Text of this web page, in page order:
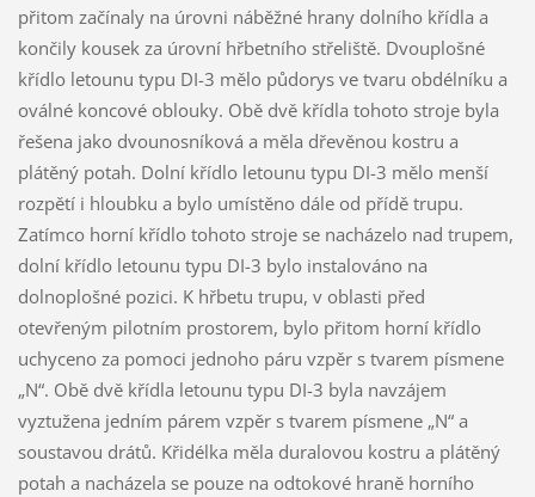
přitom začínaly na úrovni náběžné hrany dolního křídla a
končily kousek za úrovní hřbetního střeliště. Dvouplošné
křídlo letounu typu DI-3 mělo půdorys ve tvaru obdélníku a
oválné koncové oblouky. Obě dvě křídla tohoto stroje byla
řešena jako dvounosníková a měla dřevěnou kostru a
plátěný potah. Dolní křídlo letounu typu DI-3 mělo menší
rozpětí i hloubku a bylo umístěno dále od přídě trupu.
Zatímco horní křídlo tohoto stroje se nacházelo nad trupem,
dolní křídlo letounu typu DI-3 bylo instalováno na
dolnoplošné pozici. K hřbetu trupu, v oblasti před
otevřeným pilotním prostorem, bylo přitom horní křídlo
uchyceno za pomoci jednoho páru vzpěr s tvarem písmene
„N“. Obě dvě křídla letounu typu DI-3 byla navzájem
vyztužena jedním párem vzpěr s tvarem písmene „N“ a
soustavou drátů. Křidélka měla duralovou kostru a plátěný
potah a nacházela se pouze na odtokové hraně horního